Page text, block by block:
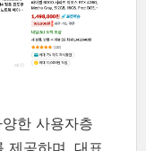
한 사용자층